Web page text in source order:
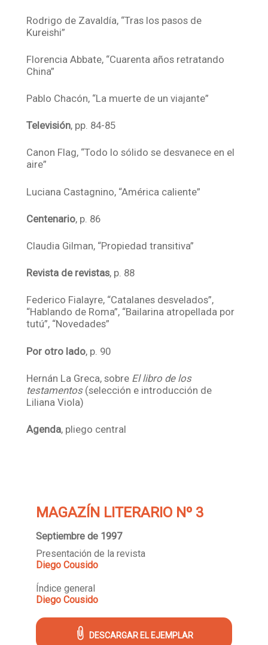
Rodrigo de Zavaldía, “Tras los pasos de
Kureishi”
Florencia Abbate, “Cuarenta años retratando
China”
Pablo Chacón, “La muerte de un viajante”
Televisión, pp. 84-85
Canon Flag, “Todo lo sólido se desvanece en el
aire”
Luciana Castagnino, “América caliente”
Centenario, p. 86
Claudia Gilman, “Propiedad transitiva”
Revista de revistas, p. 88
Federico Fialayre, “Catalanes desvelados”,
“Hablando de Roma”, “Bailarina atropellada por
tutú”, “Novedades”
Por otro lado, p. 90
Hernán La Greca, sobre El libro de los
testamentos(selección e introducción de
Liliana Viola)
Agenda, pliego central
MAGAZÍN LITERARIO Nº 3
Septiembre de 1997
Presentación de la revista
Diego Cousido
Índice general
Diego Cousido
DESCARGAR EL EJEMPLAR